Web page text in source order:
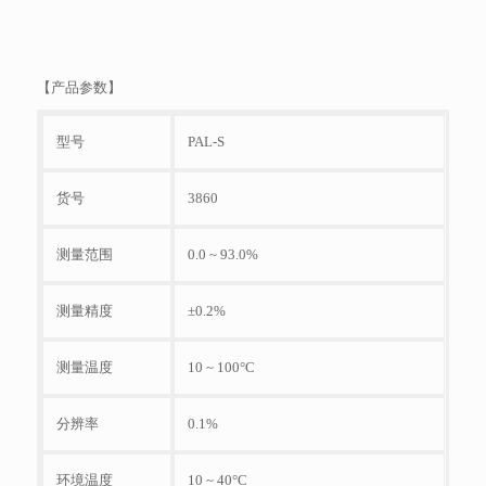
【产品参数】
型号 PAL-S
货号 3860
测量范围 0.0 ~ 93.0%
测量精度 ±0.2%
测量温度 10 ~ 100°C
分辨率 0.1%
环境温度 10 ~ 40°C